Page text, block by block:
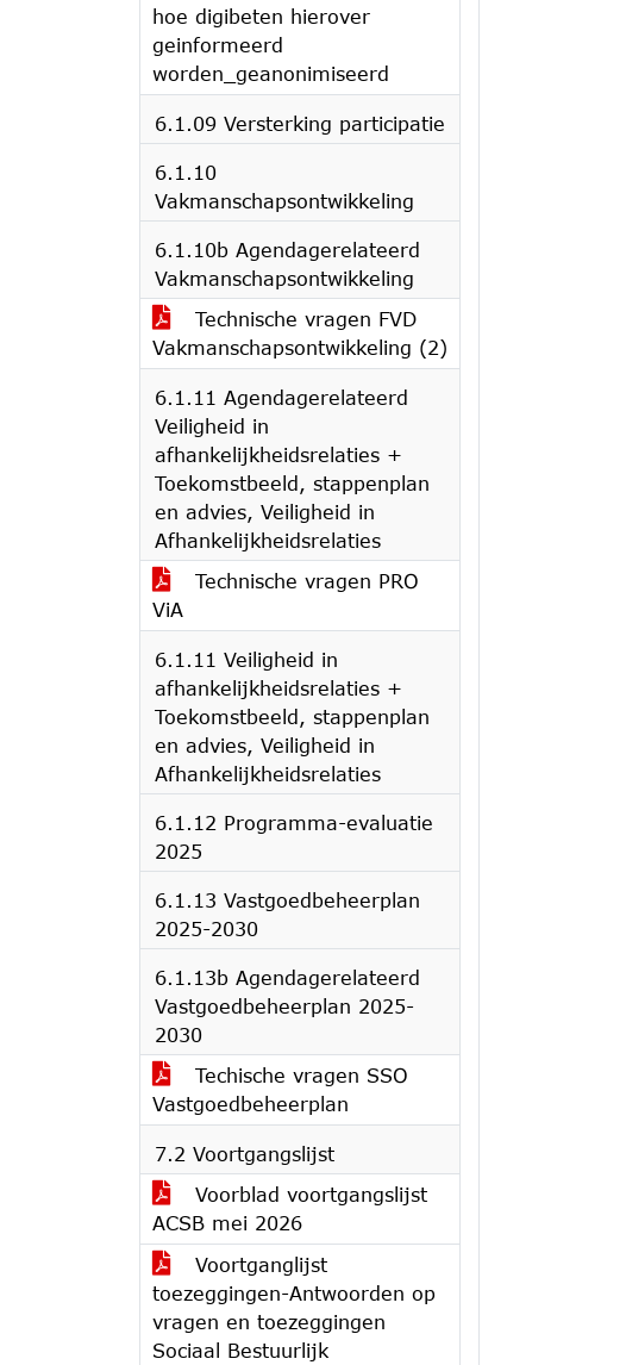
hoe digibeten hierover
geinformeerd
worden_geanonimiseerd
6.1.09 Versterking participatie
6.1.10
Vakmanschapsontwikkeling
6.1.10b Agendagerelateerd
Vakmanschapsontwikkeling
Technische vragen FVD
Vakmanschapsontwikkeling (2)
6.1.11 Agendagerelateerd
Veiligheid in
afhankelijkheidsrelaties +
Toekomstbeeld, stappenplan
en advies, Veiligheid in
Afhankelijkheidsrelaties
Technische vragen PRO
ViA
6.1.11 Veiligheid in
afhankelijkheidsrelaties +
Toekomstbeeld, stappenplan
en advies, Veiligheid in
Afhankelijkheidsrelaties
6.1.12 Programma-evaluatie
2025
6.1.13 Vastgoedbeheerplan
2025-2030
6.1.13b Agendagerelateerd
Vastgoedbeheerplan 2025-
2030
Techische vragen SSO
Vastgoedbeheerplan
7.2 Voortgangslijst
Voorblad voortgangslijst
ACSB mei 2026
Voortganglijst
toezeggingen-Antwoorden op
vragen en toezeggingen
Sociaal Bestuurlijk